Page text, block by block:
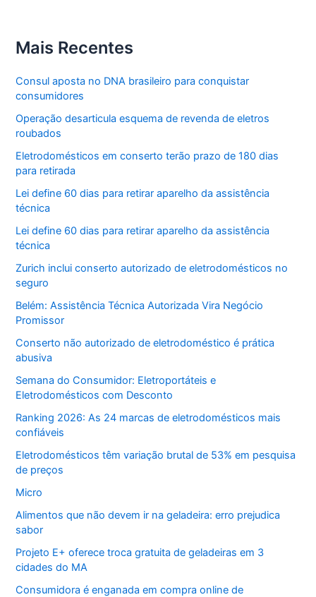
Mais Recentes
Consul aposta no DNA brasileiro para conquistar
consumidores
Operação desarticula esquema de revenda de eletros
roubados
Eletrodomésticos em conserto terão prazo de 180 dias
para retirada
Lei define 60 dias para retirar aparelho da assistência
técnica
Lei define 60 dias para retirar aparelho da assistência
técnica
Zurich inclui conserto autorizado de eletrodomésticos no
seguro
Belém: Assistência Técnica Autorizada Vira Negócio
Promissor
Conserto não autorizado de eletrodoméstico é prática
abusiva
Semana do Consumidor: Eletroportáteis e
Eletrodomésticos com Desconto
Ranking 2026: As 24 marcas de eletrodomésticos mais
confiáveis
Eletrodomésticos têm variação brutal de 53% em pesquisa
de preços
Micro
Alimentos que não devem ir na geladeira: erro prejudica
sabor
Projeto E+ oferece troca gratuita de geladeiras em 3
cidades do MA
Consumidora é enganada em compra online de